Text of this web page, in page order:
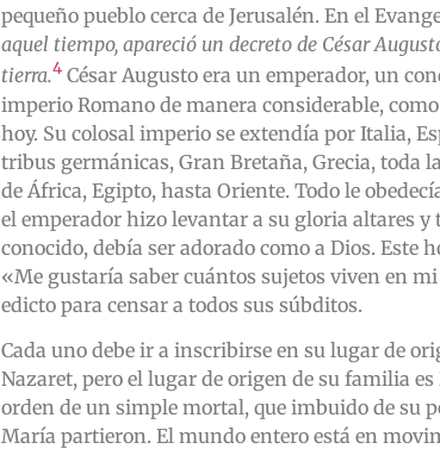
pequeño pueblo cerca de Jerusalén. En el
aquel tiempo, apareció un decreto de César
tierra.4 César Augusto era un emperador, un
imperio Romano de manera considerable,
hoy. Su colosal imperio se extendía por Italia,
tribus germánicas, Gran Bretaña, Grecia, toda
de África, Egipto, hasta Oriente. Todo le
el emperador hizo levantar a su gloria altares y
conocido, debía ser adorado como a Dios. Este
«Me gustaría saber cuántos sujetos viven en
edicto para censar a todos sus súbditos.
Cada uno debe ir a inscribirse en su lugar de
Nazaret, pero el lugar de origen de su familia
orden de un simple mortal, que imbuido de su
María partieron. El mundo entero está en